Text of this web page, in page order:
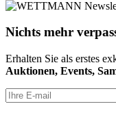
Nichts mehr
Erhalten Sie als erstes
Auktionen, Events,